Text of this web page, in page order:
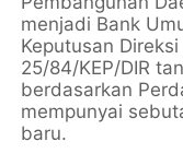
menjadi Bank
Keputusan
25/84/KEP/DIR
berdasarkan
mempunyai
baru.